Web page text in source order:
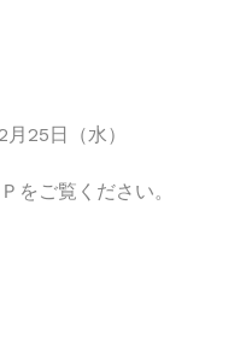
25日（水）
をご覧ください。